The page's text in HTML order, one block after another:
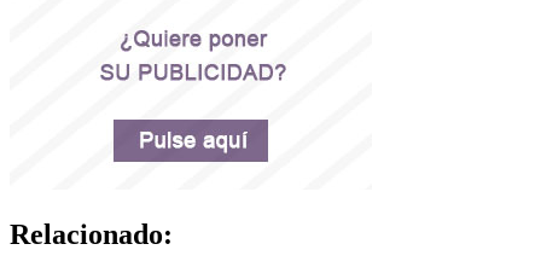
Relacionado: